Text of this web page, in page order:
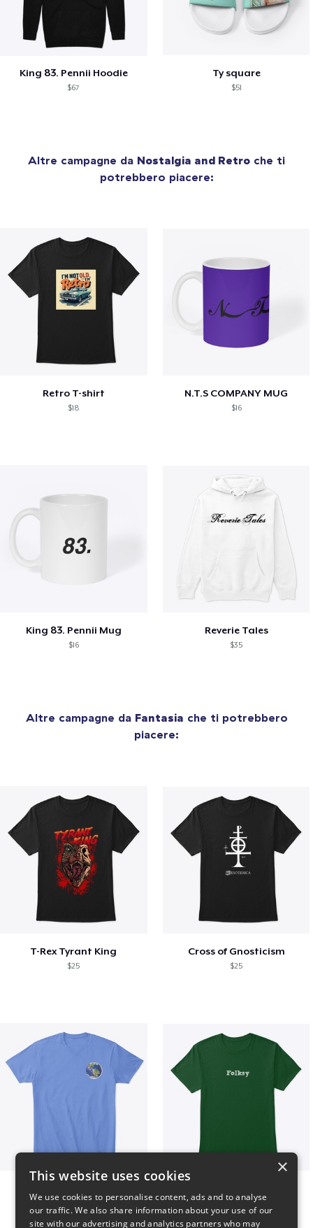
King 83. Pennii Hoodie
$67
Ty square
$51
Altre campagne da Nostalgia and Retro che ti
potrebbero piacere:
Retro T-shirt
$18
N.T.S COMPANY MUG
$16
King 83. Pennii Mug
$16
Reverie Tales
$35
Altre campagne da Fantasia che ti potrebbero
piacere:
T-Rex Tyrant King
$25
Cross of Gnosticism
$25
×
This website uses cookies
We use cookies to personalise content, ads and to analyse
our traffic. We also share information about your use of our
site with our advertising and analytics partners who may